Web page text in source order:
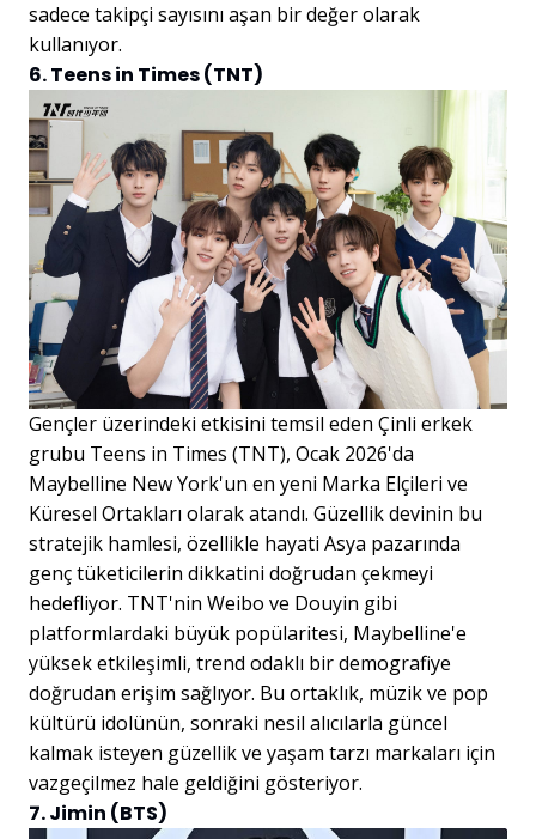
sadece takipçi sayısını aşan bir değer olarak
kullanıyor.
6. Teens in Times (TNT)
Gençler üzerindeki etkisini temsil eden Çinli erkek
grubu Teens in Times (TNT), Ocak 2026'da
Maybelline New York'un en yeni Marka Elçileri ve
Küresel Ortakları olarak atandı. Güzellik devinin bu
stratejik hamlesi, özellikle hayati Asya pazarında
genç tüketicilerin dikkatini doğrudan çekmeyi
hedefliyor. TNT'nin Weibo ve Douyin gibi
platformlardaki büyük popülaritesi, Maybelline'e
yüksek etkileşimli, trend odaklı bir demografiye
doğrudan erişim sağlıyor. Bu ortaklık, müzik ve pop
kültürü idolünün, sonraki nesil alıcılarla güncel
kalmak isteyen güzellik ve yaşam tarzı markaları için
vazgeçilmez hale geldiğini gösteriyor.
7. Jimin (BTS)